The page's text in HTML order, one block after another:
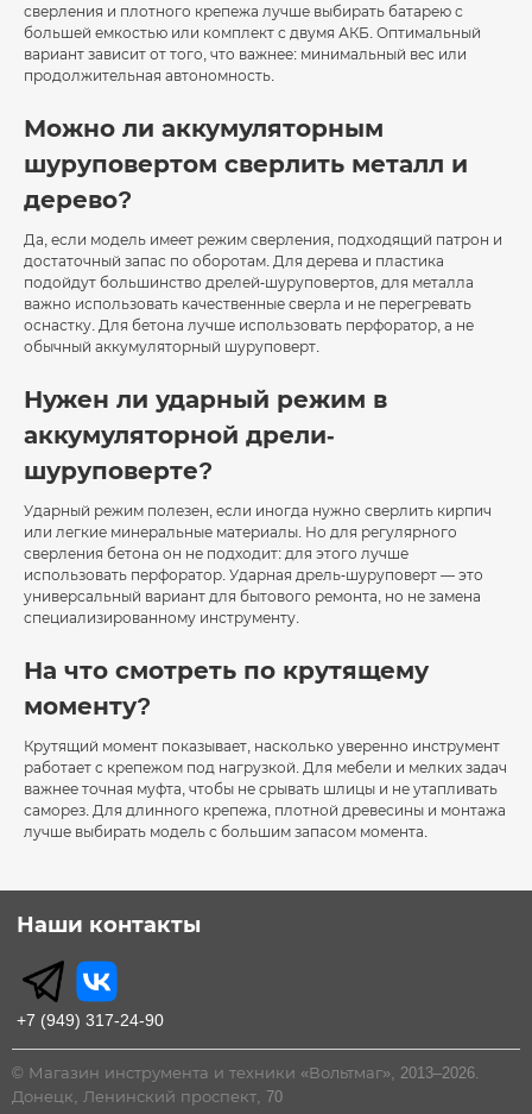
сверления и плотного крепежа лучше выбирать батарею с
большей емкостью или комплект с двумя АКБ. Оптимальный
вариант зависит от того, что важнее: минимальный вес или
продолжительная автономность.
Можно ли аккумуляторным
шуруповертом сверлить металл и
дерево?
Да, если модель имеет режим сверления, подходящий патрон и
достаточный запас по оборотам. Для дерева и пластика
подойдут большинство дрелей-шуруповертов, для металла
важно использовать качественные сверла и не перегревать
оснастку. Для бетона лучше использовать перфоратор, а не
обычный аккумуляторный шуруповерт.
Нужен ли ударный режим в
аккумуляторной дрели-
шуруповерте?
Ударный режим полезен, если иногда нужно сверлить кирпич
или легкие минеральные материалы. Но для регулярного
сверления бетона он не подходит: для этого лучше
использовать перфоратор. Ударная дрель-шуруповерт — это
универсальный вариант для бытового ремонта, но не замена
специализированному инструменту.
На что смотреть по крутящему
моменту?
Крутящий момент показывает, насколько уверенно инструмент
работает с крепежом под нагрузкой. Для мебели и мелких задач
важнее точная муфта, чтобы не срывать шлицы и не утапливать
саморез. Для длинного крепежа, плотной древесины и монтажа
лучше выбирать модель с большим запасом момента.
Наши контакты
+7 (949) 317-24-90
© Магазин инструмента и техники «Вольтмаг», 2013–2026.
Донецк, Ленинский проспект, 70